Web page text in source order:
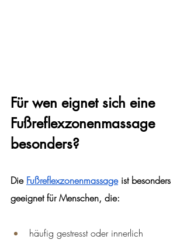
Für wen eignet sich eine
Fußreflexzonenmassage
besonders?
Die Fußreflexzonenmassage ist besonders
geeignet für Menschen, die:
häufig gestresst oder innerlich